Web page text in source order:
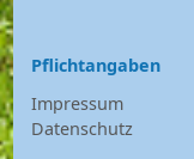
Pflichtangaben
Impressum
Datenschutz